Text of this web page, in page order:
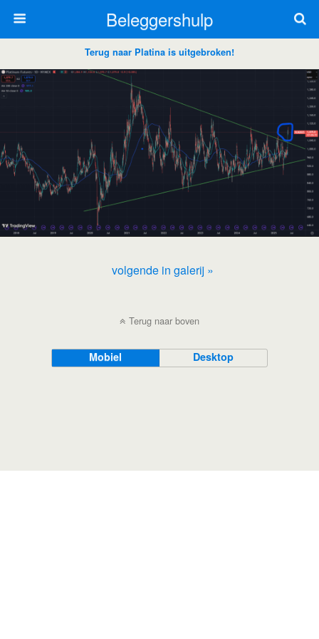
Beleggershulp
Terug naar Platina is uitgebroken!
volgende in galerij »
Terug naar boven
Mobiel Desktop